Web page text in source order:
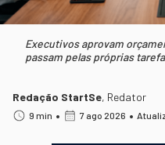
Executivos aprovam
passam pelas próprias
Redação StartSe, Redator
9 min • 7 ago 2026 •